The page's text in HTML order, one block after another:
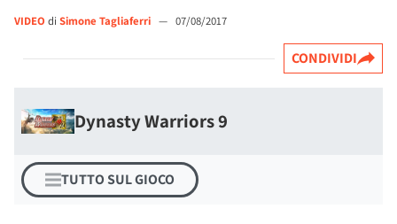
VIDEO di Simone Tagliaferri — 07/08/2017
CONDIVIDI
Dynasty Warriors 9
TUTTO SUL GIOCO